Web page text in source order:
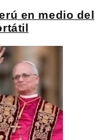
en medio del